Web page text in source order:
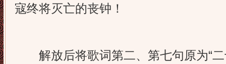
寇终将灭亡的丧钟！
解放后将歌词第二、第七句原为“二